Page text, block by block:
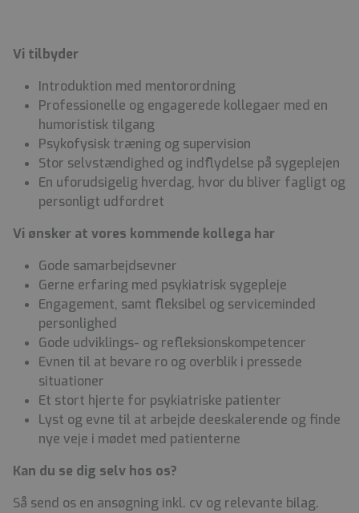
Vi tilbyder
Introduktion med mentorordning
Professionelle og engagerede kollegaer med en
humoristisk tilgang
Psykofysisk træning og supervision
Stor selvstændighed og indflydelse på sygeplejen
En uforudsigelig hverdag, hvor du bliver fagligt og
personligt udfordret
Vi ønsker at vores kommende kollega har
Gode samarbejdsevner
Gerne erfaring med psykiatrisk sygepleje
Engagement, samt fleksibel og serviceminded
personlighed
Gode udviklings- og refleksionskompetencer
Evnen til at bevare ro og overblik i pressede
situationer
Et stort hjerte for psykiatriske patienter
Lyst og evne til at arbejde deeskalerende og finde
nye veje i mødet med patienterne
Kan du se dig selv hos os?
Så send os en ansøgning inkl. cv og relevante bilag.